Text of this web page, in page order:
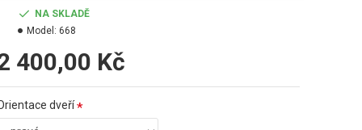
NA SKLADĚ
Model: 668
400,00 Kč
dveří